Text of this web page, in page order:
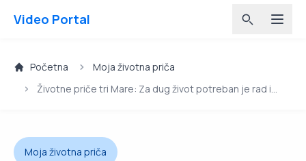
Video Portal
Početna
Moja životna priča
Životne priče tri Mare: Za dug život potreban je rad i
Moja životna priča